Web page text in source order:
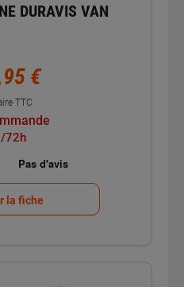
DURAVIS VAN
€
TTC
72h
la fiche